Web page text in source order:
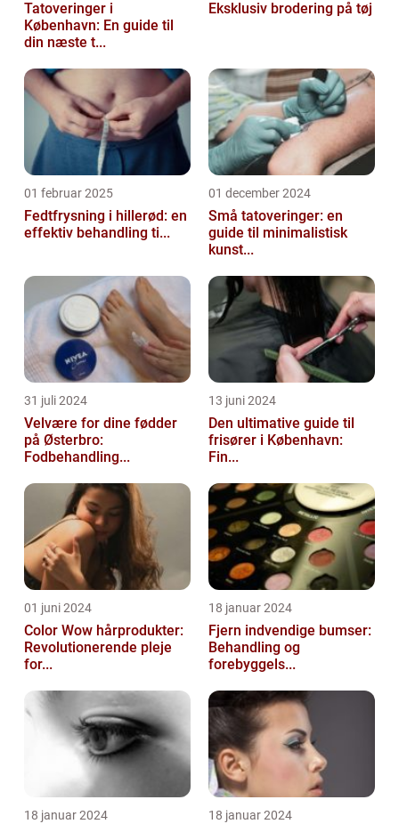
Tatoveringer i
København: En guide til
din næste t...
Eksklusiv brodering på tøj
01 februar 2025
Fedtfrysning i hillerød: en
effektiv behandling ti...
01 december 2024
Små tatoveringer: en
guide til minimalistisk
kunst...
31 juli 2024
Velvære for dine fødder
på Østerbro:
Fodbehandling...
13 juni 2024
Den ultimative guide til
frisører i København:
Fin...
01 juni 2024
Color Wow hårprodukter:
Revolutionerende pleje
for...
18 januar 2024
Fjern indvendige bumser:
Behandling og
forebyggels...
18 januar 2024 18 januar 2024